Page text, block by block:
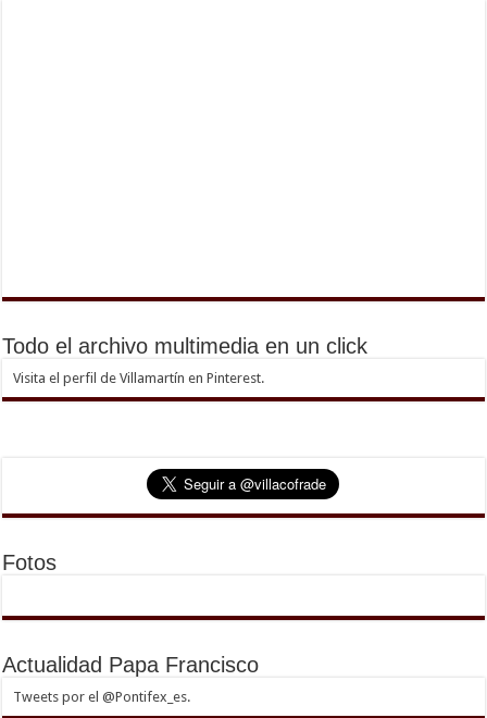
Todo el archivo multimedia en un click
Visita el perfil de Villamartín en Pinterest.
Fotos
Actualidad Papa Francisco
Tweets por el @Pontifex_es.